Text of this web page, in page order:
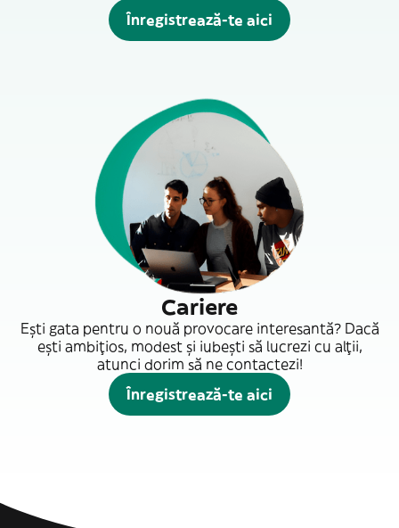
Înregistrează-te aici
Cariere
Ești gata pentru o nouă provocare interesantă? Dacă
ești ambițios, modest și iubești să lucrezi cu alții,
atunci dorim să ne contactezi!
Înregistrează-te aici